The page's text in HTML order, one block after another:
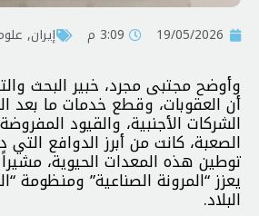
19/05/2026 3:09 م إيران,
وأوضح مجتبى مجرد، خبير البحث
أن العقوبات، وقطع خدمات ما بعد
الشركات الأجنبية، والقيود
الصعبة، كانت من أبرز الدوافع
توطين هذه المعدات الحيوية،
يعزز “المرونة الصناعية” ومنظومة
البلاد.